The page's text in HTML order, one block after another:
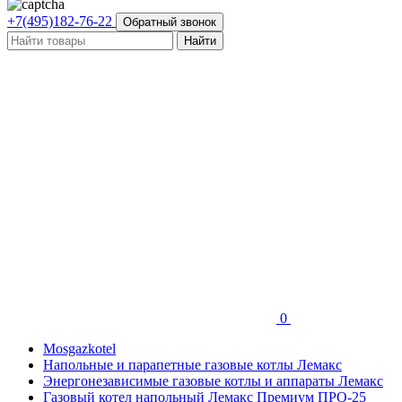
+7(495)182-76-22 Обратный звонок
0
Mosgazkotel
Напольные и парапетные газовые котлы Лемакс
Энергонезависимые газовые котлы и аппараты Лемакс
Газовый котел напольный Лемакс Премиум ПРО-25